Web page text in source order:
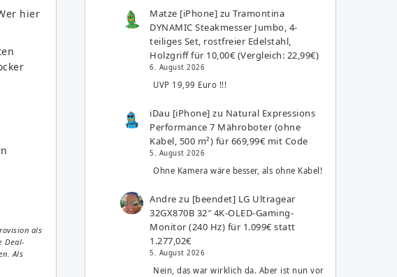
hier
als
Deal-
Als
Matze [iPhone] zuTramontina
DYNAMIC Steakmesser Jumbo, 4-
teiliges Set, rostfreier Edelstahl,
Holzgriff für 10,00€ (Vergleich: 22,99€)
6. August 2026
UVP 19,99 Euro !!!
iDau [iPhone] zu Natural Expressions
Performance 7 Mähroboter (ohne
Kabel, 500 m²) für 669,99€ mit Code
5. August 2026
Ohne Kamera wäre besser, als ohne Kabel!
Andre zu [beendet] LG Ultragear
32GX870B 32″ 4K-OLED-Gaming-
Monitor (240 Hz) für 1.099€ statt
1.277,02€
5. August 2026
Nein, das war wirklich da. Aber ist nun vor